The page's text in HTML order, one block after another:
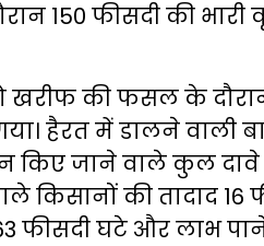
150 फीसदी की भारी
खरीफ की फसल के
हैरत में डालने वाली
किए जाने वाले कुल दावे
किसानों की तादाद 16
फीसदी घटे और लाभ